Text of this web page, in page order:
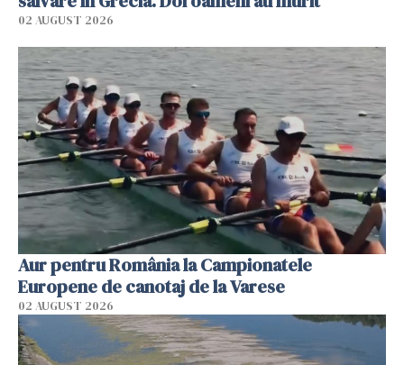
02 AUGUST 2026
Aur pentru România la Campionatele
Europene de canotaj de la Varese
02 AUGUST 2026